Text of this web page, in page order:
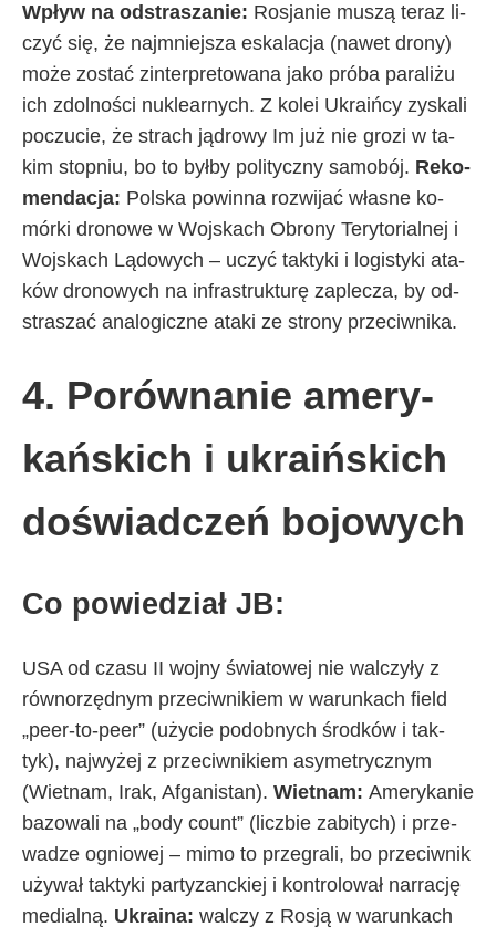
Wpływ na od­stra­sza­nie: Ro­sja­nie mu­szą te­raz li­
czyć się, że naj­mniej­sza eska­la­cja (na­wet dro­ny)
mo­że zo­stać zin­ter­pre­to­wa­na ja­ko pró­ba pa­ra­li­żu
ich zdol­no­ści nu­kle­ar­ny­ch. Z ko­lei Ukra­iń­cy zy­ska­li
po­czu­cie, że stra­ch ją­dro­wy Im już nie gro­zi w ta­
kim stop­niu, bo to był­by po­li­tycz­ny sa­mo­bój. Re­ko­
men­da­cja: Pol­ska po­win­na roz­wi­jać wła­sne ko­
mór­ki dro­no­we w Woj­ska­ch Obro­ny Te­ry­to­rial­nej i
Woj­ska­ch Lą­do­wy­ch – uczyć tak­ty­ki i lo­gi­sty­ki ata­
ków dro­no­wy­ch na in­fra­struk­tu­rę za­ple­cza, by od­
stra­szać ana­lo­gicz­ne ata­ki ze stro­ny prze­ciw­ni­ka.
4. Po­rów­na­nie ame­ry­
kań­ski­ch i ukra­iń­ski­ch
do­świad­czeń bo­jo­wy­ch
Co po­wie­dział JB:
USA od cza­su II woj­ny świa­to­wej nie wal­czy­ły z
rów­no­rzęd­nym prze­ciw­ni­kiem w wa­run­ka­ch field
„pe­er-to-pe­er” (uży­cie po­dob­ny­ch środ­ków i tak­
tyk), naj­wy­żej z prze­ciw­ni­kiem asy­me­trycz­nym
(Wiet­nam, Irak, Afga­ni­stan). Wiet­nam: Ame­ry­ka­nie
ba­zo­wa­li na „bo­dy co­unt” (licz­bie za­bi­ty­ch) i prze­
wa­dze ognio­wej – mi­mo to prze­gra­li, bo prze­ciw­nik
uży­wał tak­ty­ki par­ty­zanc­kiej i kon­tro­lo­wał nar­ra­cję
me­dial­ną. Ukra­ina: wal­czy z Ro­sją w wa­run­ka­ch